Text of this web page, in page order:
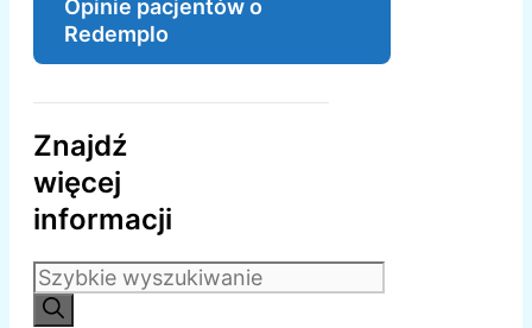
Opinie pacjentów o
Redemplo
Znajdź
więcej
informacji
Szukaj: